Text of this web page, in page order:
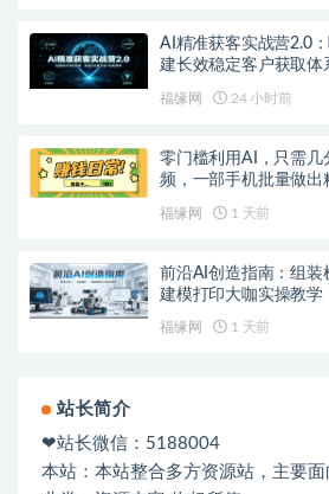
AI精准获客实战营2.0
建长效稳定客户获取体
福缘网 24 小时前
零门槛利用AI，只需几
频，一部手机批量做出
福缘网 1 天前
前沿AI创造指南：组装
建模打印大咖实操教学
福缘网 1 天前
站长简介
❤站长微信：5188004
本站：本站整合多方资源站，主要